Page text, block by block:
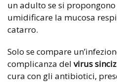
un adulto se si
umidificare la mucosa
catarro.
Solo se compare
complicanza del virus
cura con gli antibiotici,